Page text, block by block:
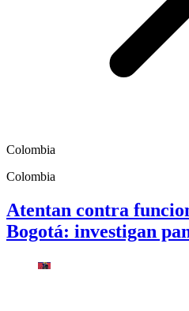
Colombia
Colombia
Atentan contra
Bogotá: investigan